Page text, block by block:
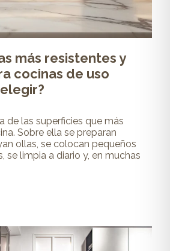
más resistentes y
cocinas de uso
de las superficies que más
Sobre ella se preparan
ollas, se colocan pequeños
se limpia a diario y, en muchas